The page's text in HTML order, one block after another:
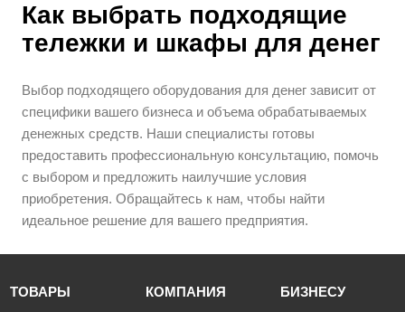
Как выбрать подходящие
тележки и шкафы для денег
Выбор подходящего оборудования для денег зависит от
специфики вашего бизнеса и объема обрабатываемых
денежных средств. Наши специалисты готовы
предоставить профессиональную консультацию, помочь
с выбором и предложить наилучшие условия
приобретения. Обращайтесь к нам, чтобы найти
идеальное решение для вашего предприятия.
ТОВАРЫ КОМПАНИЯ БИЗНЕСУ